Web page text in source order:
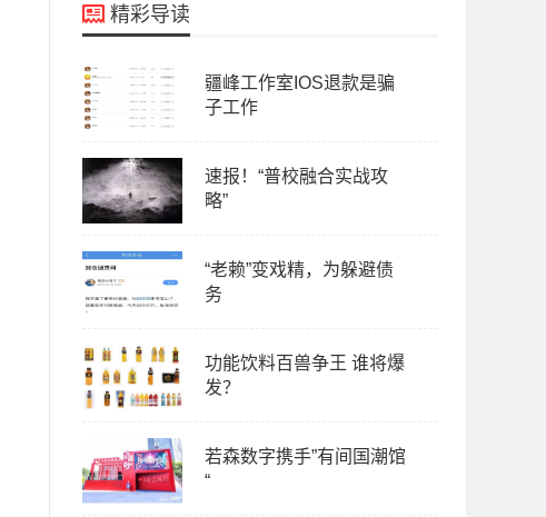
精彩导读
疆峰工作室IOS退款是骗
子工作
速报！“普校融合实战攻
略”
“老赖”变戏精，为躲避债
务
功能饮料百兽争王 谁将爆
发？
若森数字携手”有间国潮馆
“